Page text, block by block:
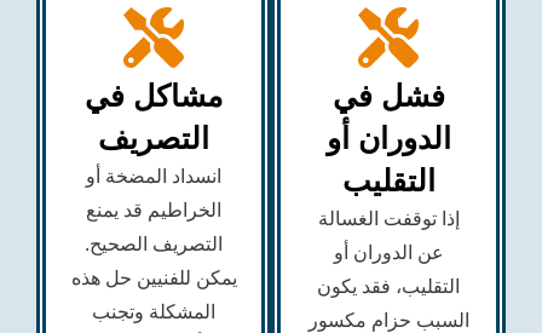
في
أو
توقفت الغسالة
الدوران أو
فقد يكون
حزام مكسور
مشاكل في
انسداد المضخة أو
الخراطيم قد يمنع
التصريف الصحيح.
يمكن للفنيين حل هذه
المشكلة وتجنب